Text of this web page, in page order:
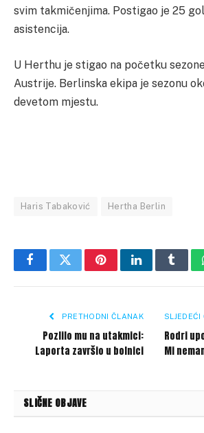
svim takmičenjima. Postigao je 25
asistencija.
U Herthu je stigao na početku
Austrije. Berlinska ekipa je sezonu
devetom mjestu.
Haris Tabaković Hertha Berlin
FacebookTwitterPinterestLinkedIn
PRETHODNI ČLANAK
Pozlilo mu na utakmici:
Laporta završio u bolnici
SLJEDEĆI
Rodri
Mi
SLIČNE OBJAVE